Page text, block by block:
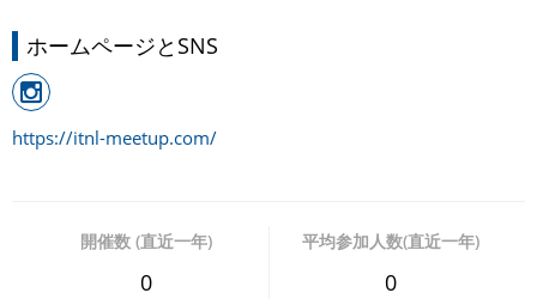
ホームページとSNS
https://itnl-meetup.com/
開催数 (直近一年)
0
平均参加人数(直近一年)
0